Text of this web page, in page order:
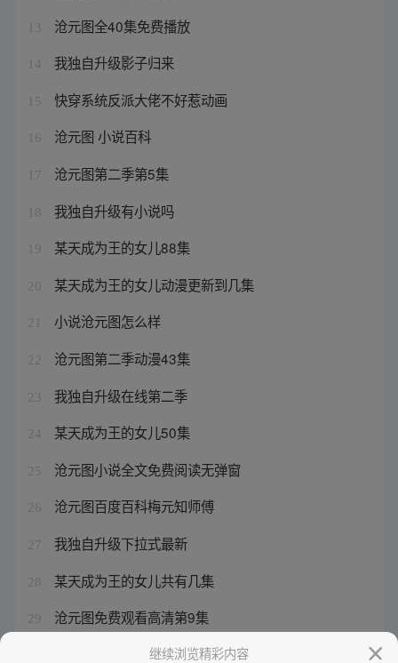
13 沧元图全40集免费播放
14 我独自升级影子归来
15 快穿系统反派大佬不好惹动画
16 沧元图 小说百科
17 沧元图第二季第5集
18 我独自升级有小说吗
19 某天成为王的女儿88集
20 某天成为王的女儿动漫更新到几集
21 小说沧元图怎么样
22 沧元图第二季动漫43集
23 我独自升级在线第二季
24 某天成为王的女儿50集
25 沧元图小说全文免费阅读无弹窗
26 沧元图百度百科梅元知师傅
27 我独自升级下拉式最新
28 某天成为王的女儿共有几集
29 沧元图免费观看高清第9集
沧元图第二季在线观看4k超清
继续浏览精彩内容